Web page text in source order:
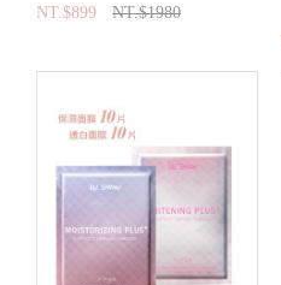
NT.$899 NT.$1980